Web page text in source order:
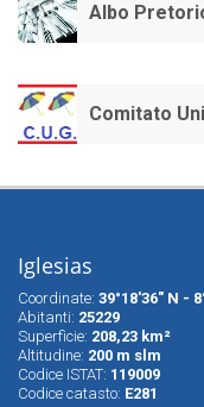
Albo
Comitato
Iglesias
Coordinate: 39°18'36" N -
Abitanti: 25229
Superfìcie: 208,23 km²
Altitudine: 200 m slm
Codice ISTAT: 119009
Codice catasto: E281